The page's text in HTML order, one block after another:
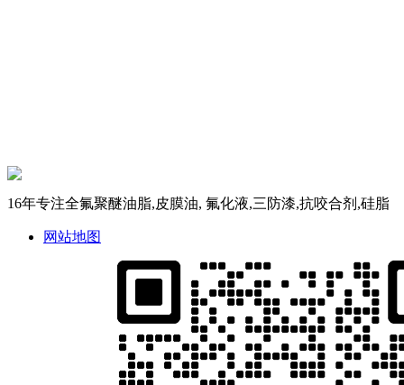
16年专注全氟聚醚油脂,皮膜油, 氟化液,三防漆,抗咬合剂,硅脂
网站地图